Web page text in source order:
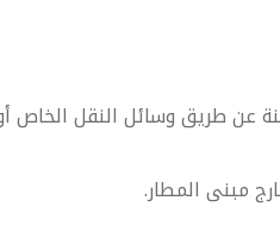
عن طريق وسائل النقل الخاص
مبنى المطار.